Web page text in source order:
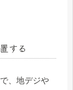
する
、地デジや